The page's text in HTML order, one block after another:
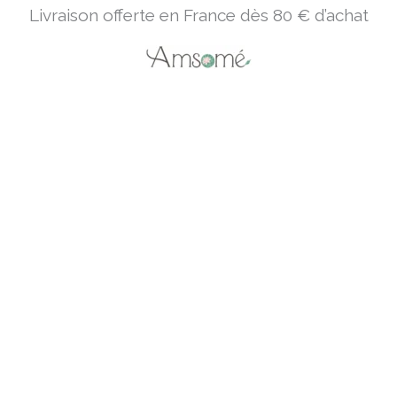
Livraison offerte en France dès 80 € d’achat